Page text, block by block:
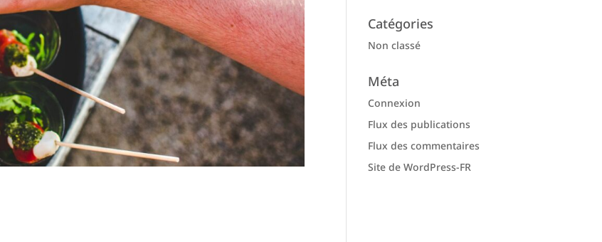
Catégories
Non classé
Méta
Connexion
Flux des publications
Flux des commentaires
Site de WordPress-FR